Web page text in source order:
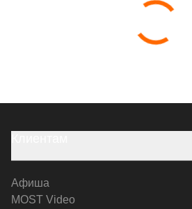
Афиша
MOST Video